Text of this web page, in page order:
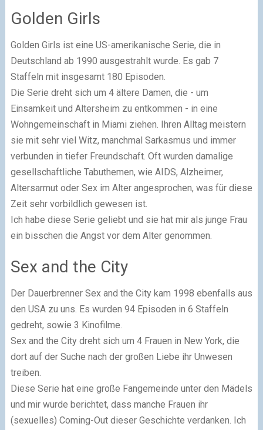
Golden Girls
Golden Girls ist eine US-amerikanische Serie, die in
Deutschland ab 1990 ausgestrahlt wurde. Es gab 7
Staffeln mit insgesamt 180 Episoden.
Die Serie dreht sich um 4 ältere Damen, die - um
Einsamkeit und Altersheim zu entkommen - in eine
Wohngemeinschaft in Miami ziehen. Ihren Alltag meistern
sie mit sehr viel Witz, manchmal Sarkasmus und immer
verbunden in tiefer Freundschaft. Oft wurden damalige
gesellschaftliche Tabuthemen, wie AIDS, Alzheimer,
Altersarmut oder Sex im Alter angesprochen, was für diese
Zeit sehr vorbildlich gewesen ist.
Ich habe diese Serie geliebt und sie hat mir als junge Frau
ein bisschen die Angst vor dem Alter genommen.
Sex and the City
Der Dauerbrenner Sex and the City kam 1998 ebenfalls aus
den USA zu uns. Es wurden 94 Episoden in 6 Staffeln
gedreht, sowie 3 Kinofilme.
Sex and the City dreht sich um 4 Frauen in New York, die
dort auf der Suche nach der großen Liebe ihr Unwesen
treiben.
Diese Serie hat eine große Fangemeinde unter den Mädels
und mir wurde berichtet, dass manche Frauen ihr
(sexuelles) Coming-Out dieser Geschichte verdanken. Ich